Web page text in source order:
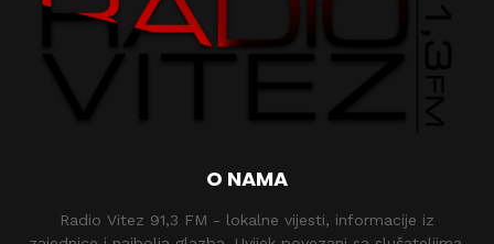
O NAMA
Radio Vitez 91,3 FM - lokalne vijesti, informacije iz